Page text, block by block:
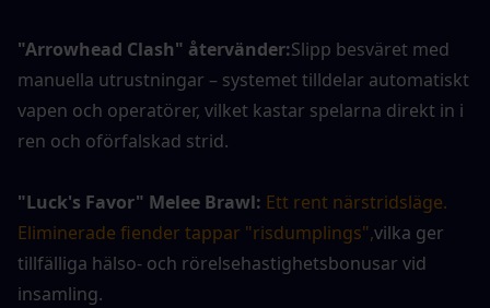
"Arrowhead Clash" återvänder:Slipp besväret med
manuella utrustningar – systemet tilldelar automatiskt
vapen och operatörer, vilket kastar spelarna direkt in i
ren och oförfalskad strid.
"Luck's Favor" Melee Brawl: Ett rent närstridsläge.
Eliminerade fiender tappar "risdumplings",vilka ger
tillfälliga hälso- och rörelsehastighetsbonusar vid
insamling.